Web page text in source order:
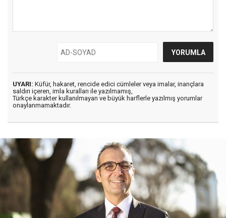
UYARI: Küfür, hakaret, rencide edici cümleler veya imalar, inançlara
saldırı içeren, imla kuralları ile yazılmamış,
Türkçe karakter kullanılmayan ve büyük harflerle yazılmış yorumlar
onaylanmamaktadır.